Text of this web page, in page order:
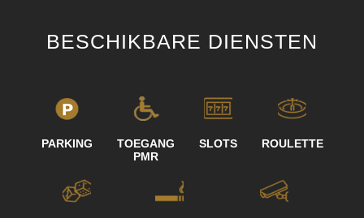
BESCHIKBARE DIENSTEN
PARKING
TOEGANG
PMR
SLOTS ROULETTE